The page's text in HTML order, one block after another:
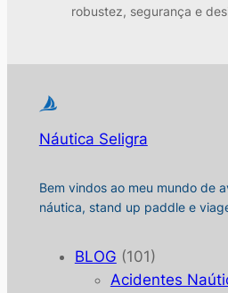
robustez, segurança e
Náutica Seligra
Bem vindos ao meu mundo de
náutica, stand up paddle e
BLOG (101)
Acidentes